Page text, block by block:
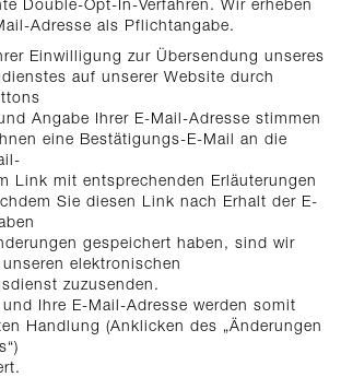
Adresse als Pflichtangabe.
Einwilligung zur Übersendung unseres
auf unserer Website durch
Angabe Ihrer E-Mail-Adresse stimmen
eine Bestätigungs-E-Mail an die
Link mit entsprechenden Erläuterungen
Sie diesen Link nach Erhalt der E-
gespeichert haben, sind wir
elektronischen
zuzusenden.
Ihre E-Mail-Adresse werden somit
Handlung (Anklicken des „Änderungen